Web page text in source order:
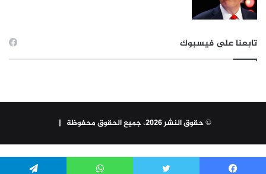
تابعنا على فيسبوك
© حقوق النشر 2026، جميع الحقوق محفوظة |